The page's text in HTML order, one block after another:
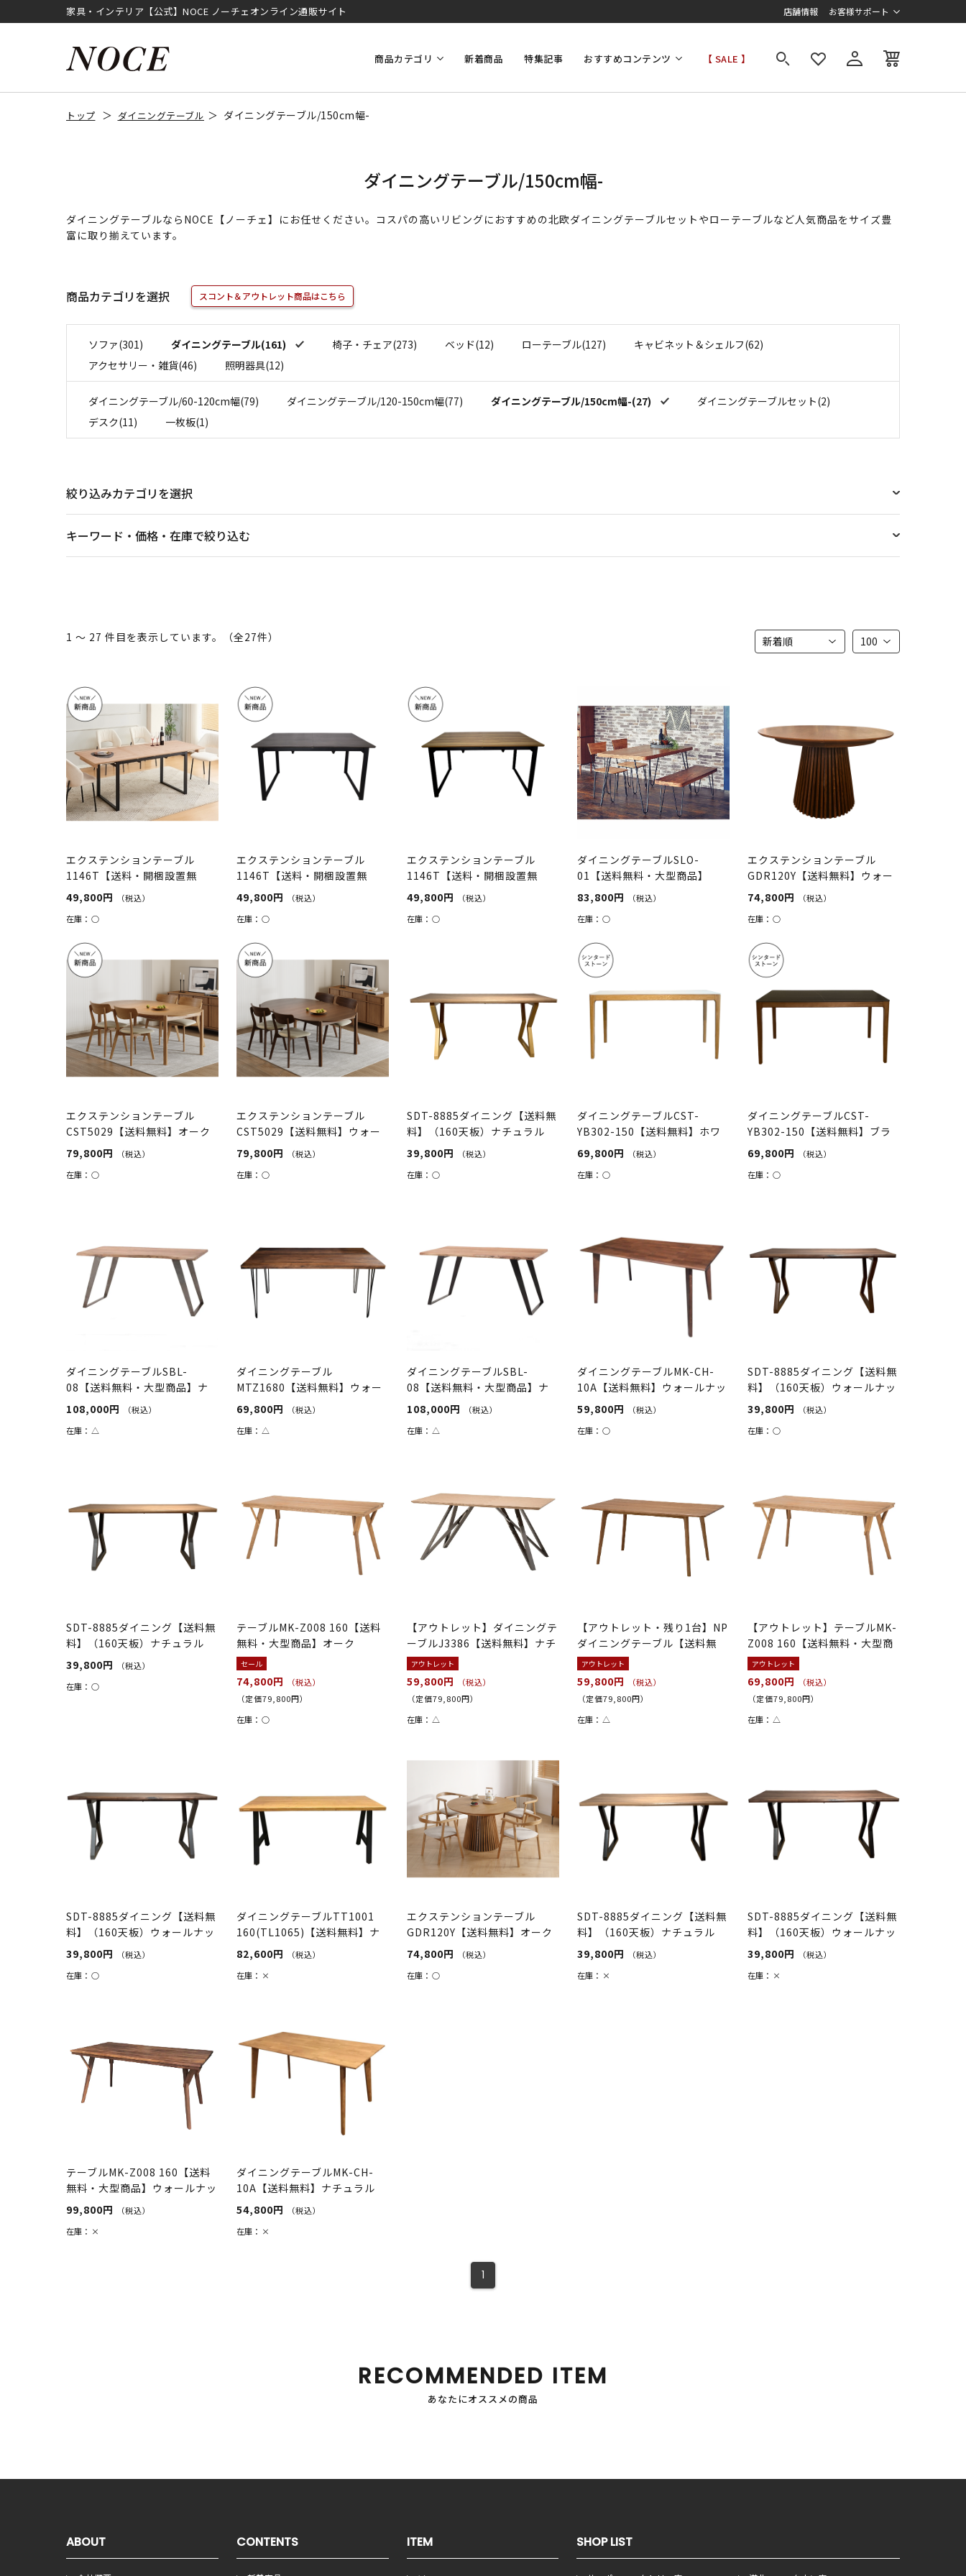
家具・インテリア【公式】NOCE ノーチェオンライン通販サイト 店舗情報 お客様サポート
商品カテゴリ 新着商品 特集記事 おすすめコンテンツ 【 SALE 】
トップ ダイニングテーブル ダイニングテーブル/150cm幅-
ダイニングテーブル/150cm幅-
ダイニングテーブルならNOCE【ノーチェ】にお任せください。コスパの高いリビングにおすすめの北欧ダイニングテーブルセットやローテーブルなど人気商品をサイズ豊
富に取り揃えています。
商品カテゴリを選択 スコント＆アウトレット商品はこちら
ソファ(301) ダイニングテーブル(161) 椅子・チェア(273) ベッド(12) ローテーブル(127)
キャビネット＆シェルフ(62)
アクセサリー・雑貨(46)
照明器具(12)
ダイニングテーブル/60-120cm幅(79) ダイニングテーブル/120-150cm幅(77) ダイニングテーブル/150cm幅-(27)
ダイニングテーブルセット(2)
デスク(11)
一枚板(1)
絞り込みカテゴリを選択
キーワード・価格・在庫で絞り込む
1 ～ 27 件目を表示しています。（全27件）
エクステンションテーブル
1146T【送料・開梱設置無
料】ナチ...
49,800円
（税込）
在庫： ○
エクステンションテーブル
1146T【送料・開梱設置無
料】グレー
49,800円
（税込）
在庫：○
エクステンションテーブル
1146T【送料・開梱設置無
料】ウォ...
49,800円
（税込）
在庫：○
ダイニングテーブルSLO-
01【送料無料・大型商品】
83,800円
（税込）
在庫：○
エクステンションテーブル
GDR120Y【送料無料】ウォー
ルナット
74,800円
（税込）
在庫：○
エクステンションテーブル
CST5029【送料無料】オーク
79,800円
（税込）
在庫： ○
エクステンションテーブル
CST5029【送料無料】ウォー
ルナット
79,800円
（税込）
在庫：○
SDT-8885ダイニング【送料無
料】（160天板）ナチュラル
×（脚...
39,800円
（税込）
在庫：○
ダイニングテーブルCST-
YB302-150【送料無料】ホワ
イト/オーク
69,800円
（税込）
在庫：○
ダイニングテーブルCST-
YB302-150【送料無料】ブラ
ック/ウォ...
69,800円
（税込）
在庫：○
ダイニングテーブルSBL-
08【送料無料・大型商品】ナ
チュラル/...
108,000円
（税込）
在庫： △
ダイニングテーブル
MTZ1680【送料無料】ウォー
ルナット
69,800円
（税込）
在庫： △
ダイニングテーブルSBL-
08【送料無料・大型商品】ナ
チュラル/...
108,000円
（税込）
在庫： △
ダイニングテーブルMK-CH-
10A【送料無料】ウォールナッ
ト
59,800円
（税込）
在庫：○
SDT-8885ダイニング【送料無
料】（160天板）ウォールナッ
ト×...
39,800円
（税込）
在庫：○
SDT-8885ダイニング【送料無
料】（160天板）ナチュラル
×（脚...
39,800円
（税込）
在庫： ○
テーブルMK-Z008 160【送料
無料・大型商品】オーク
セール
74,800円
（税込）
（定価79,800円）
在庫：○
【アウトレット】ダイニングテ
ーブルJ3386【送料無料】ナチ
ュ...
アウトレット
59,800円
（税込）
（定価79,800円）
在庫： △
【アウトレット・残り1台】NP
ダイニングテーブル【送料無
料】
アウトレット
59,800円
（税込）
（定価79,800円）
在庫： △
【アウトレット】テーブルMK-
Z008 160【送料無料・大型商
品】...
アウトレット
69,800円
（税込）
（定価79,800円）
在庫： △
SDT-8885ダイニング【送料無
料】（160天板）ウォールナッ
ト×...
39,800円
（税込）
在庫： ○
ダイニングテーブルTT1001
160(TL1065)【送料無料】ナ
チュラル
82,600円
（税込）
在庫： ×
エクステンションテーブル
GDR120Y【送料無料】オーク
74,800円
（税込）
在庫：○
SDT-8885ダイニング【送料無
料】（160天板）ナチュラル
×（脚...
39,800円
（税込）
在庫： ×
SDT-8885ダイニング【送料無
料】（160天板）ウォールナッ
ト×...
39,800円
（税込）
在庫： ×
テーブルMK-Z008 160【送料
無料・大型商品】ウォールナッ
ト
99,800円
（税込）
在庫： ×
ダイニングテーブルMK-CH-
10A【送料無料】ナチュラル
54,800円
（税込）
在庫： ×
1
RECOMMENDED ITEM
あなたにオススメの商品
ABOUT CONTENTS ITEM SHOP LIST